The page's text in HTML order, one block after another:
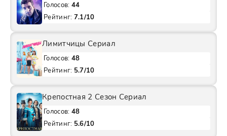
Голосов: 44
Рейтинг: 7.1/10
Лимитчицы Сериал
Голосов: 48
Рейтинг: 5.7/10
Крепостная 2 Сезон Сериал
Голосов: 48
Рейтинг: 5.6/10